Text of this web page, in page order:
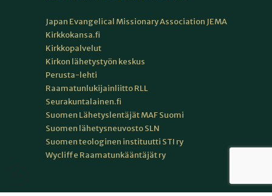
Japan Evangelical Missionary Association JEMA
Kirkkokansa.fi
Kirkkopalvelut
Kirkon lähetystyön keskus
Perusta-lehti
Raamatunlukijainliitto RLL
Seurakuntalainen.fi
Suomen Lähetyslentäjät MAF Suomi
Suomen lähetysneuvosto SLN
Suomen teologinen instituutti STI ry
Wycliffe Raamatunkääntäjät ry